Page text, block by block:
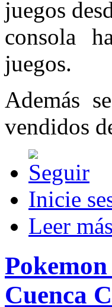
juegos
consola
juegos.
Además
vendidos
Inicie
Leer más
Cuenca